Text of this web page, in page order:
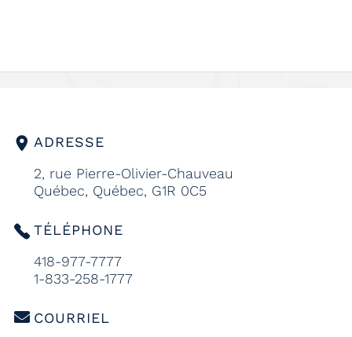
ADRESSE
2, rue Pierre-Olivier-Chauveau
Québec, Québec, G1R 0C5
TÉLÉPHONE
418-977-7777
1-833-258-1777
COURRIEL